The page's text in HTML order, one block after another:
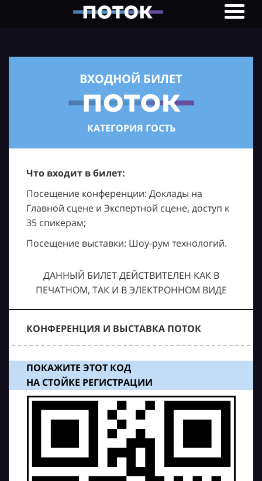
ВХОДНОЙ БИЛЕТ
КАТЕГОРИЯ ГОСТЬ
Что входит в билет:
Посещение конференции: Доклады на
Главной сцене и Экспертной сцене, доступ к
35 спикерам;
Посещение выставки: Шоу-рум технологий.
ДАННЫЙ БИЛЕТ ДЕЙСТВИТЕЛЕН КАК В
ПЕЧАТНОМ, ТАК И В ЭЛЕКТРОННОМ ВИДЕ
КОНФЕРЕНЦИЯ И ВЫСТАВКА ПОТОК
ПОКАЖИТЕ ЭТОТ КОД
НА СТОЙКЕ РЕГИСТРАЦИИ